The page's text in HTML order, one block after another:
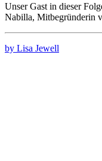
Unser Gast in dieser
Nabilla, Mitbegründerin
by Lisa Jewell